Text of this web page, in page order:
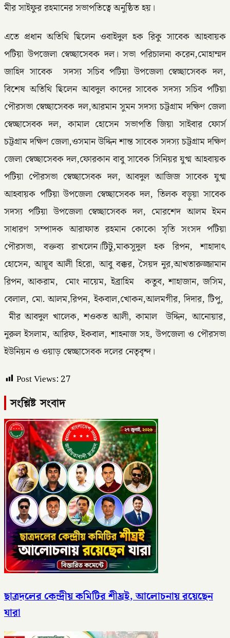
মীর সাইফুর রহমানের সভাপতিত্বে অনুষ্ঠিত হয়।
এতে প্রধান অতিথি ছিলেন ওবাইদুল হক রিকু সাবেক আহবায়ক
পটিয়া উপজেলা স্বেচ্ছাসেবক দল। সভা পরিচালনা করেন,মোহাম্মদ
জাহিদ সাবেক সদস্য সচিব পটিয়া উপজেলা স্বেচ্ছাসেবক দল,
বিশেষ অতিথি ছিলেন আবদুল কাদের সাবেক সদস্য সচিব পটিয়া
পৌরসভা স্বেচ্ছাসেবক দল,আরমান সুমন সদস্য চট্টগ্রাম দক্ষিণ জেলা
স্বেচ্ছাসেবক দল, কামাল হোসেন সভাপতি জিয়া সাইবার ফোর্স
চট্টগ্রাম দক্ষিণ জেলা,ওসমান উদ্দিন শান্ত সাবেক সদস্য চট্টগ্রাম দক্ষিণ
জেলা স্বেচ্ছাসেবক দল,ফোরকান বাবু সাবেক সিনিয়র যুগ্ম আহবায়ক
পটিয়া পৌরসভা স্বেচ্ছাসেবক দল, আবদুল আজিজ সাবেক যুগ্ম
আহবায়ক পটিয়া উপজেলা স্বেচ্ছাসেবক দল, তিলক বড়ুয়া সাবেক
সদস্য পটিয়া উপজেলা স্বেচ্ছাসেবক দল, মোরশেদ আলম ইমন
সাধারণ সম্পাদক আরাফাত রহমান কোকো সৃতি সংসদ পটিয়া
পৌরসভা, বক্তব্য রাখলেন।টিটু,মাকসুদুল হক রিপন, শাহাদাৎ
হোসেন, আয়ূব আলী হিরো, আবু বক্কর, সৈয়দ নুর,আখতারুজ্জামান
রিপন, আকরাম, মোং নায়েম, ইব্রাহিম কতুব, শাহাজান, জসিম,
বেলাল, মো. আলম,রিপন, ইকবাল,খোকন,আলমগীর, দিদার, টিপু,
মীর আবদুল খালেক, শওকত আলী, কামাল উদ্দিন, আনোয়ার,
নুরুল ইসলাম, আরিফ, ইকবাল, শাহনাজ সহ, উপজেলা ও পৌরসভা
ইউনিয়ন ও ওয়াড় স্বেচ্ছাসেবক দলের নেতৃবৃন্দ।
Post Views: 27
সংশ্লিষ্ট সংবাদ
ছাত্রদলের কেন্দ্রীয় কমিটির শীঘ্রই, আলোচনায় রয়েছেন
যারা